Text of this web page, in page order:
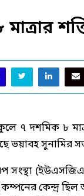
৭ দশমিক ৮
ভয়াবহ সুনামির
সংস্থা
কেন্দ্র ছিল